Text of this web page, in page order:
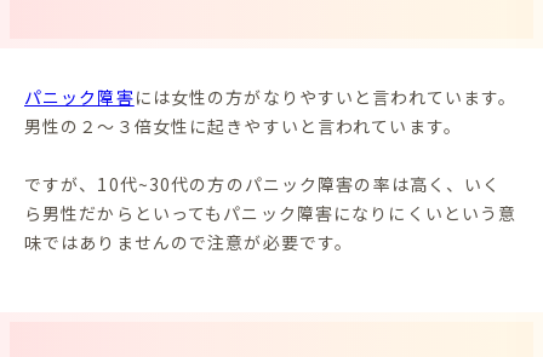
パニック障害には女性の方がなりやすいと言われています。
男性の２～３倍女性に起きやすいと言われています。
ですが、10代~30代の方のパニック障害の率は高く、いく
ら男性だからといってもパニック障害になりにくいという意
味ではありませんので注意が必要です。